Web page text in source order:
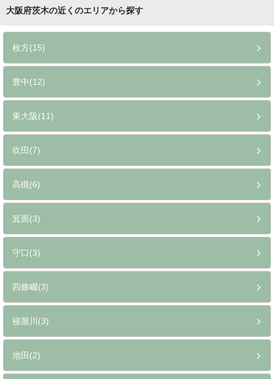
大阪府茨木の近くのエリアから探す
枚方(15)
豊中(12)
東大阪(11)
吹田(7)
高槻(6)
箕面(3)
守口(3)
四條畷(3)
寝屋川(3)
池田(2)